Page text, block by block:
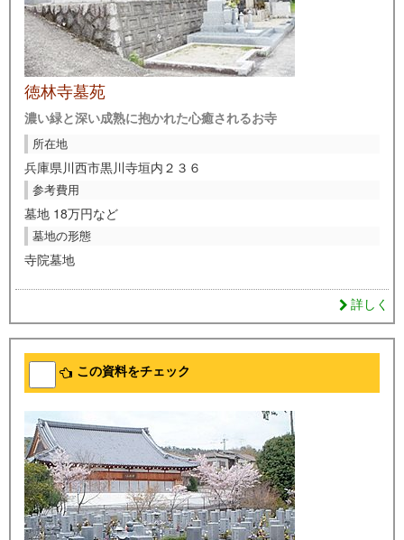
徳林寺墓苑
濃い緑と深い成熟に抱かれた心癒されるお寺
所在地
兵庫県川西市黒川寺垣内２３６
参考費用
墓地 18万円など
墓地の形態
寺院墓地
詳しく
この資料をチェック